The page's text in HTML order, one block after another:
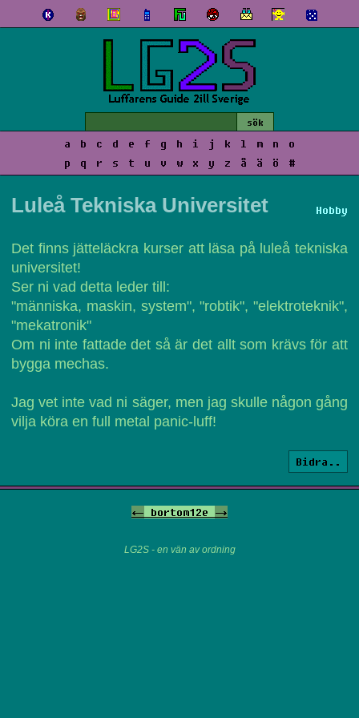
a b c d e f g h i j k l m n
o
p
q r s t u v w x y z å ä ö #
Hobby
Luleå Tekniska Universitet
Det finns jätteläckra kurser att läsa på luleå tekniska
universitet!
Ser ni vad detta leder till:
"människa, maskin, system", "robtik", "elektroteknik",
"mekatronik"
Om ni inte fattade det så är det allt som krävs för att
bygga mechas.
Jag vet inte vad ni säger, men jag skulle någon gång
vilja köra en full metal panic-luff!
Bidra..
<- bortom12e ->
LG2S - en vän av ordning